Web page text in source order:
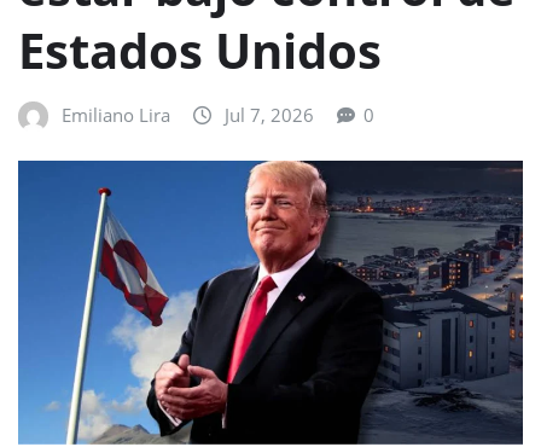
Estados Unidos
Emiliano Lira Jul 7, 2026 0